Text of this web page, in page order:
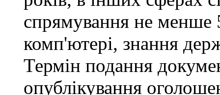
спрямування не менше
комп'ютері, знання
Термін подання
опублікування